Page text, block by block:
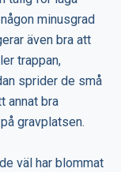
minusgrad
även bra att
trappan,
sprider de små
annat bra
gravplatsen.
väl har blommat